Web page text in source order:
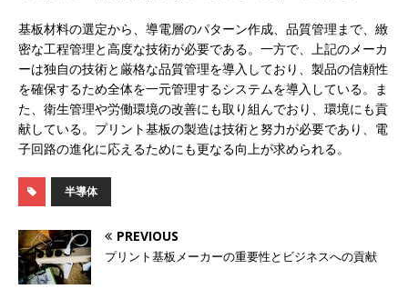
基板材料の選定から、導電層のパターン作成、品質管理まで、緻
密な工程管理と高度な技術が必要である。一方で、上記のメーカ
ーは独自の技術と厳格な品質管理を導入しており、製品の信頼性
を確保するため全体を一元管理するシステムを導入している。ま
た、衛生管理や労働環境の改善にも取り組んでおり、環境にも貢
献している。プリント基板の製造は技術と努力が必要であり、電
子回路の進化に応えるためにも更なる向上が求められる。
半導体
PREVIOUS
プリント基板メーカーの重要性とビジネスへの貢献